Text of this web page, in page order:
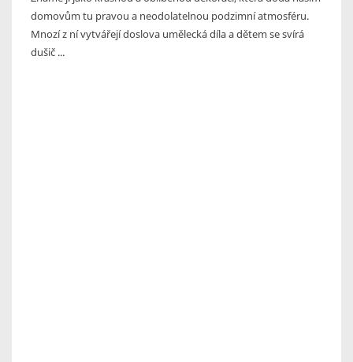
domovům tu pravou a neodolatelnou podzimní atmosféru.
Mnozí z ní vytvářejí doslova umělecká díla a dětem se svírá
dušič ...